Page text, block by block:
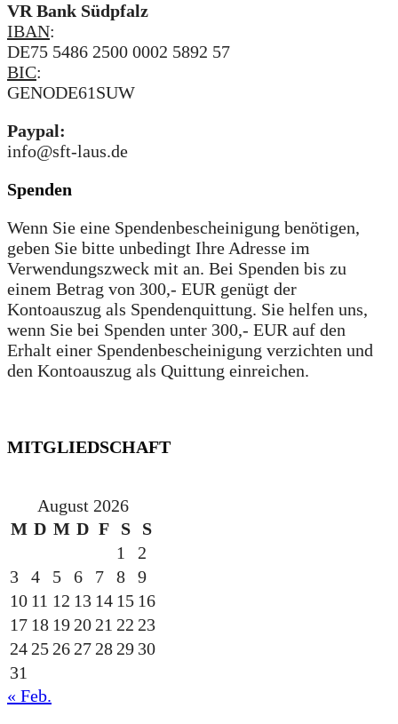
VR Bank Südpfalz
IBAN:
DE75 5486 2500 0002 5892 57
BIC:
GENODE61SUW
Paypal:
info@sft-laus.de
Spenden
Wenn Sie eine Spendenbescheinigung benötigen,
geben Sie bitte unbedingt Ihre Adresse im
Verwendungszweck mit an. Bei Spenden bis zu
einem Betrag von 300,- EUR genügt der
Kontoauszug als Spendenquittung. Sie helfen uns,
wenn Sie bei Spenden unter 300,- EUR auf den
Erhalt einer Spendenbescheinigung verzichten und
den Kontoauszug als Quittung einreichen.
MITGLIEDSCHAFT
August 2026
M D M D F S
S
1
2
3
4 5 6 7 8
9
10 11 12 13 14 15 16
17 18 192021 22 23
242526272829 30
31
« Feb.